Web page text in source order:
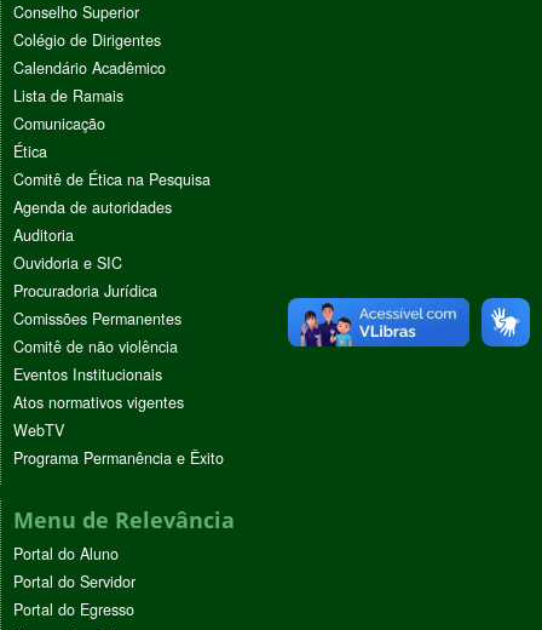
Conselho Superior
Colégio de Dirigentes
Calendário Acadêmico
Lista de Ramais
Comunicação
Ética
Comitê de Ética na Pesquisa
Agenda de autoridades
Auditoria
Ouvidoria e SIC
Procuradoria Jurídica
Comissões Permanentes
Comitê de não violência
Eventos Institucionais
Atos normativos vigentes
WebTV
Programa Permanência e Êxito
Menu de Relevância
Portal do Aluno
Portal do Servidor
Portal do Egresso